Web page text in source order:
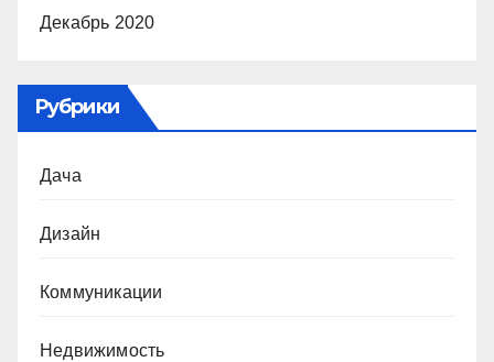
Декабрь 2020
Рубрики
Дача
Дизайн
Коммуникации
Недвижимость